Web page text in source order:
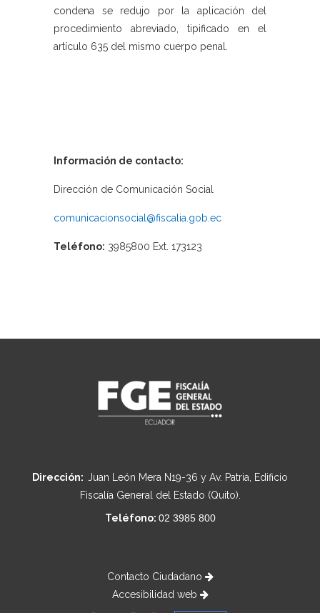
condena se redujo por la aplicación del
procedimiento abreviado, tipificado en el
artículo 635 del mismo cuerpo penal.
Información de contacto:
Dirección de Comunicación Social
comunicacionsocial@fiscalia.gob.ec
Teléfono: 3985800 Ext. 173123
Dirección: Juan León Mera N19-36 y Av. Patria, Edificio
Fiscalía General del Estado (Quito).
Teléfono: 02 3985 800
Contacto Ciudadano
Accesibilidad web